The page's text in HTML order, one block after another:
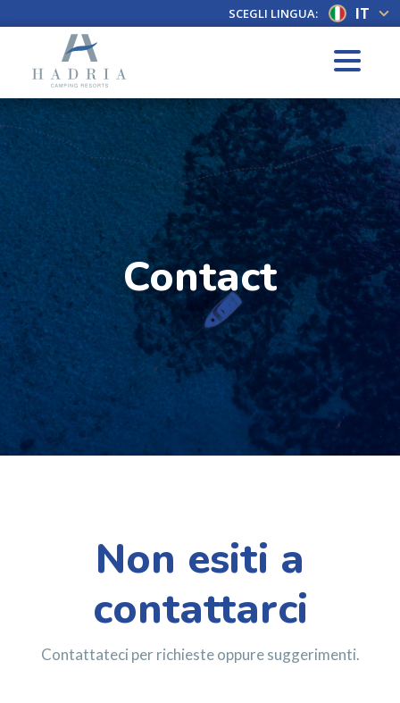
SCEGLI LINGUA: IT
Contact
Non esiti a
contattarci
Contattateci per richieste oppure suggerimenti.